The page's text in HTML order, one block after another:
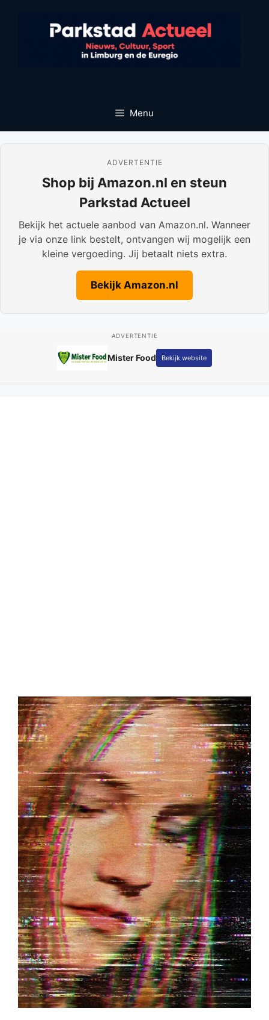
Menu
ADVERTENTIE
Shop bij Amazon.nl en steun
Parkstad Actueel
Bekijk het actuele aanbod van Amazon.nl. Wanneer
je via onze link bestelt, ontvangen wij mogelijk een
kleine vergoeding. Jij betaalt niets extra.
Bekijk Amazon.nl
ADVERTENTIE
Fotografie Kay Schepers Bekijk website